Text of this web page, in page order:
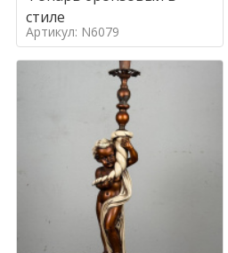
стиле
Артикул: N6079